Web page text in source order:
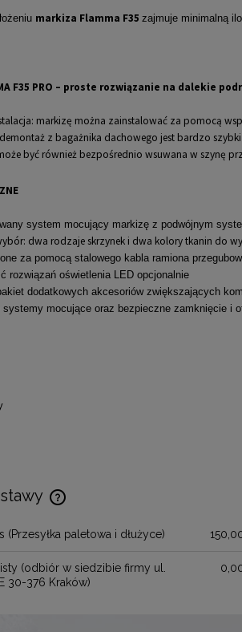
markiza Flamma F35 zajmuje minimalną
F35 PRO – proste rozwiązanie na dalekie
markizę można zainstalować za pomocą
z bagażnika dachowego jest bardzo
być również bezpośrednio wsuwana w szynę
system mocujący markizę z podwójnym
dwa rodzaje skrzynek i dwa kolory tkanin do
za pomocą stalowego kabla ramiona
rozwiązań oświetlenia LED opcjonalnie
dodatkowych akcesoriów zwiększających
systemy mocujące oraz bezpieczne zamknięcie i
Cena nie zawiera ewentualnych
(Przesyłka paletowa i dłużyce)
(odbiór w siedzibie firmy ul.
30-376 Kraków)